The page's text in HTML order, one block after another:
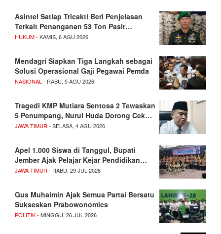
Asintel Satlap Tricakti Beri Penjelasan
Terkait Penanganan 53 Ton Pasir…
HUKUM- KAMIS, 6 AGU 2026
Mendagri Siapkan Tiga Langkah sebagai
Solusi Operasional Gaji Pegawai Pemda
NASIONAL - RABU, 5 AGU 2026
Tragedi KMP Mutiara Sentosa 2 Tewaskan
5 Penumpang, Nurul Huda Dorong Cek…
JAWA TIMUR - SELASA, 4 AGU 2026
Apel 1.000 Siswa di Tanggul, Bupati
Jember Ajak Pelajar Kejar Pendidikan…
JAWA TIMUR - RABU, 29 JUL 2026
Gus Muhaimin Ajak Semua Partai Bersatu
Sukseskan Prabowonomics
POLITIK- MINGGU, 26 JUL 2026